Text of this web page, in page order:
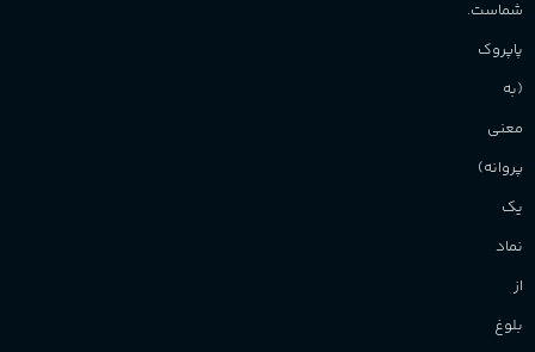
آقایان
شماست.
پاپروک
(به
معنی
پروانه)
یک
نماد
از
بلوغ